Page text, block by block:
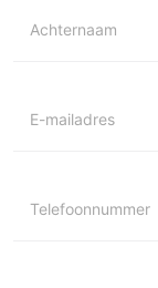
Achternaam
E-mailadres
Telefoonnummer